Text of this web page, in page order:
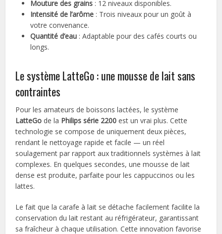
Mouture des grains : 12 niveaux disponibles.
Intensité de l’arôme : Trois niveaux pour un goût à
votre convenance.
Quantité d’eau : Adaptable pour des cafés courts ou
longs.
Le système LatteGo : une mousse de lait sans
contraintes
Pour les amateurs de boissons lactées, le système
LatteGo de la Philips série 2200 est un vrai plus. Cette
technologie se compose de uniquement deux pièces,
rendant le nettoyage rapide et facile — un réel
soulagement par rapport aux traditionnels systèmes à lait
complexes. En quelques secondes, une mousse de lait
dense est produite, parfaite pour les cappuccinos ou les
lattes.
Le fait que la carafe à lait se détache facilement facilite la
conservation du lait restant au réfrigérateur, garantissant
sa fraîcheur à chaque utilisation. Cette innovation favorise